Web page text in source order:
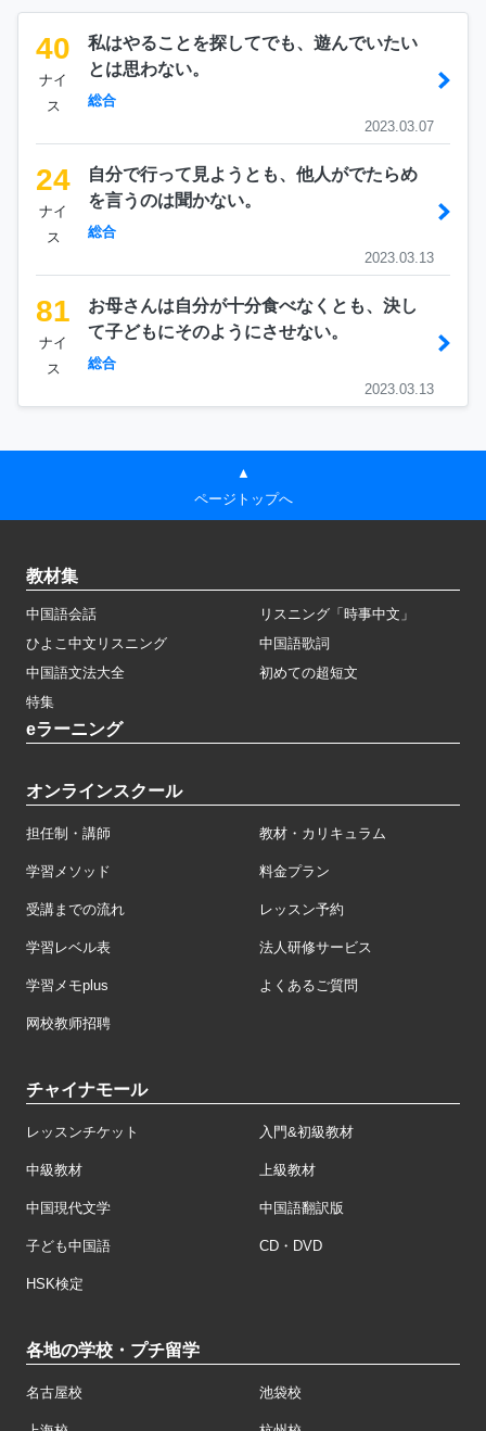
40
ナイ
ス
私はやることを探してでも、遊んでいたい
とは思わない。
総合
2023.03.07
24
ナイ
ス
自分で行って見ようとも、他人がでたらめ
を言うのは聞かない。
総合
2023.03.13
81
ナイ
ス
お母さんは自分が十分食べなくとも、決し
て子どもにそのようにさせない。
総合
2023.03.13
▲
ページトップへ
教材集
中国語会話
リスニング「時事中文」
ひよこ中文リスニング
中国語歌詞
中国語文法大全
初めての超短文
特集
eラーニング
オンラインスクール
担任制・講師 教材・カリキュラム
学習メソッド 料金プラン
受講までの流れ レッスン予約
学習レベル表 法人研修サービス
学習メモplus よくあるご質問
网校教师招聘
チャイナモール
レッスンチケット 入門&初級教材
中級教材 上級教材
中国現代文学 中国語翻訳版
子ども中国語 CD・DVD
HSK検定
各地の学校・プチ留学
名古屋校 池袋校